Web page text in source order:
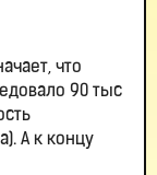
что
90 тыс
А к концу